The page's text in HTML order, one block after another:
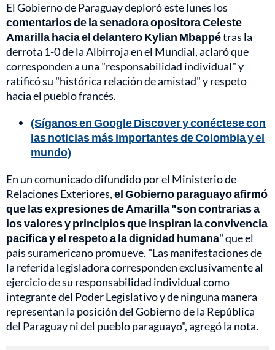
El Gobierno de Paraguay deploró este lunes los
comentarios de la senadora opositora Celeste
Amarilla hacia el delantero Kylian Mbappétras la
derrota 1-0 de la Albirroja en el Mundial, aclaró que
corresponden a una "responsabilidad individual" y
ratificó su "histórica relación de amistad" y respeto
hacia el pueblo francés.
(Síganos en Google Discover y conéctese con
las noticias más importantes de Colombia y el
mundo)
En un comunicado difundido por el Ministerio de
Relaciones Exteriores,el Gobierno paraguayo afirmó
que las expresiones de Amarilla "son contrarias a
los valores y principios que inspiran la convivencia
pacífica y el respeto a la dignidad humana" que el
país suramericano promueve. "Las manifestaciones de
la referida legisladora corresponden exclusivamente al
ejercicio de su responsabilidad individual como
integrante del Poder Legislativo y de ninguna manera
representan la posición del Gobierno de la República
del Paraguay ni del pueblo paraguayo", agregó la nota.